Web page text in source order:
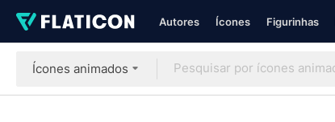
Autores Ícones Figurinhas
Ícones animados